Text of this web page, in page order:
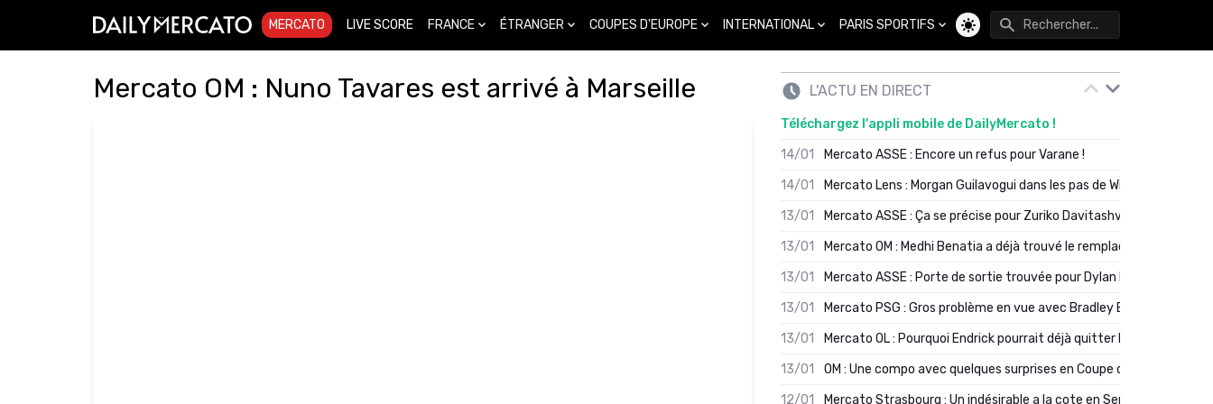
MERCATO LIVE SCORE FRANCE ÉTRANGER COUPES D'EUROPE INTERNATIONAL PARIS SPORTIFS
Changer de thème
Mercato OM : Nuno Tavares est arrivé à Marseille L'ACTU EN DIRECT
Téléchargez l'appli mobile de DailyMercato !
14/01
Mercato ASSE : Encore un refus pour Varane !
14/01
Mercato Lens : Morgan Guilavogui dans les pas de Will Still ?
13/01
Mercato ASSE : Ça se précise pour Zuriko Davitashvili
13/01
Mercato OM : Medhi Benatia a déjà trouvé le remplaçant de Robinio
13/01
Mercato ASSE : Porte de sortie trouvée pour Dylan Batubinsika
13/01
Mercato PSG : Gros problème en vue avec Bradley Barcola ?
13/01
Mercato OL : Pourquoi Endrick pourrait déjà quitter Lyon en janvier
13/01
OM : Une compo avec quelques surprises en Coupe de France
12/01
Mercato Strasbourg : Un indésirable a la cote en Serie A